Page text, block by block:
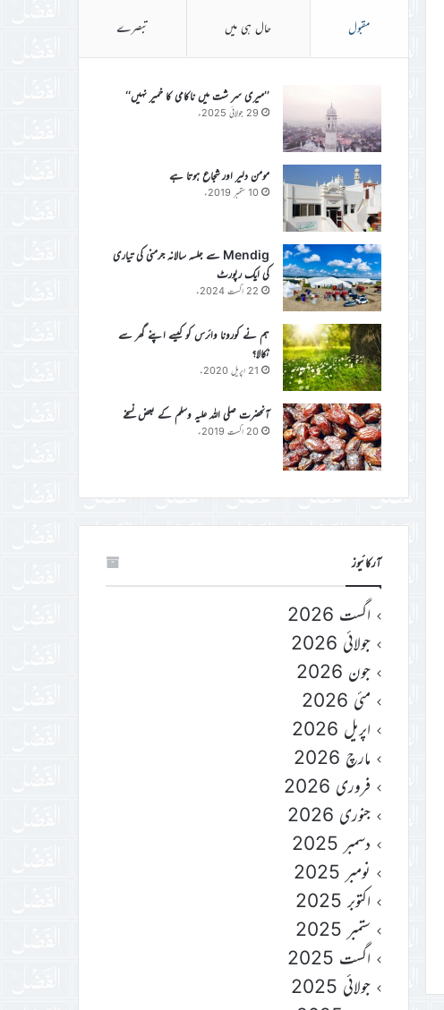
مقبول حال ہی میں تبصرے
’’میری سر شت میں ناکامی کا خمیر نہیں‘‘
29 جولائی 2025ء
مومن دلیر اور شجاع ہوتا ہے
10 ستمبر 2019ء
Mendig سے جلسہ سالانہ جرمنی کی تیاری
کی ایک رپورٹ
22 اگست 2024ء
ہم نے کورونا وائرس کو کیسے اپنے گھر سے
نکالا؟
21 اپریل 2020ء
آنحضرت صلی اللہ علیہ وسلم کے بعض نسخے
20 اگست 2019ء
آرکائیوز
اگست 2026
جولائی 2026
جون 2026
مئی 2026
اپریل 2026
مارچ 2026
فروری 2026
جنوری 2026
دسمبر 2025
نومبر 2025
اکتوبر 2025
ستمبر 2025
اگست 2025
جولائی 2025